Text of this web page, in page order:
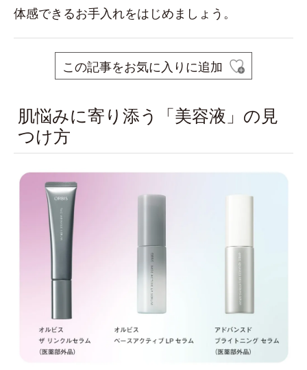
体感できるお手入れをはじめましょう。
この記事をお気に入りに追加
肌悩みに寄り添う「美容液」の見
つけ方